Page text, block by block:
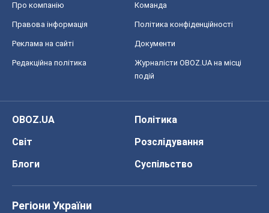
Про компанію Команда
Правова інформація Політика конфіденційності
Реклама на сайті Документи
Редакційна політика
Журналісти OBOZ.UA на місці
подій
OBOZ.UA
Політика
Світ
Розслідування
Блоги
Суспільство
Регіони України